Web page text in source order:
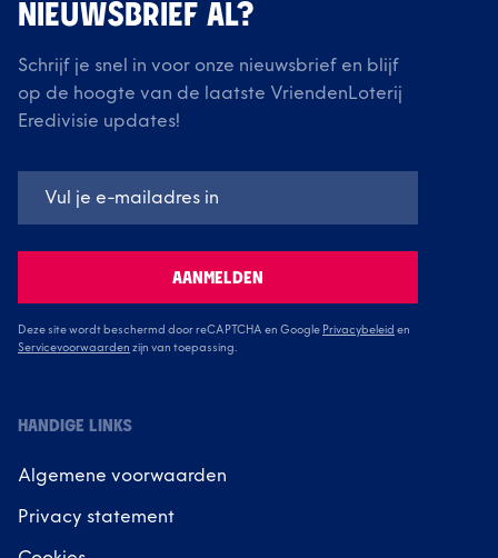
NIEUWSBRIEF AL?
Schrijf je snel in voor onze nieuwsbrief en blijf
op de hoogte van de laatste VriendenLoterij
Eredivisie updates!
AANMELDEN
Deze site wordt beschermd door reCAPTCHA en Google Privacybeleid en
Servicevoorwaarden zijn van toepassing.
HANDIGE LINKS
Algemene voorwaarden
Privacy statement